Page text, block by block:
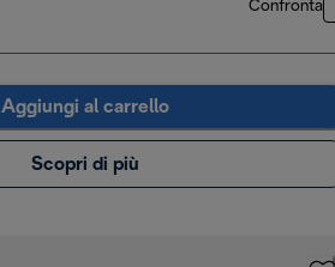
Confronta
Aggiungi al carrello
Scopri di più